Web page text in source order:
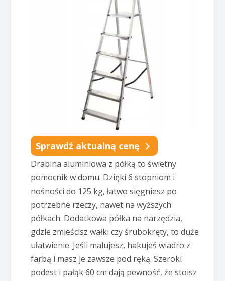
Sprawdź aktualną cenę
Drabina aluminiowa z półką to świetny
pomocnik w domu. Dzięki 6 stopniom i
nośności do 125 kg, łatwo sięgniesz po
potrzebne rzeczy, nawet na wyższych
półkach. Dodatkowa półka na narzędzia,
gdzie zmieścisz wałki czy śrubokręty, to duże
ułatwienie. Jeśli malujesz, hakujeś wiadro z
farbą i masz je zawsze pod ręką. Szeroki
podest i pałąk 60 cm dają pewność, że stoisz